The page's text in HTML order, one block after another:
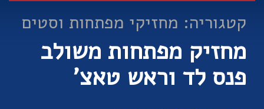
קטגוריה: מחזיקי מפתחות וסטים
מחזיק מפתחות משולב
פנס לד וראש טאצ'